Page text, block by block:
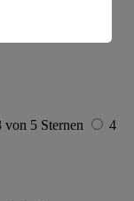
von 5 Sternen
4
findest du